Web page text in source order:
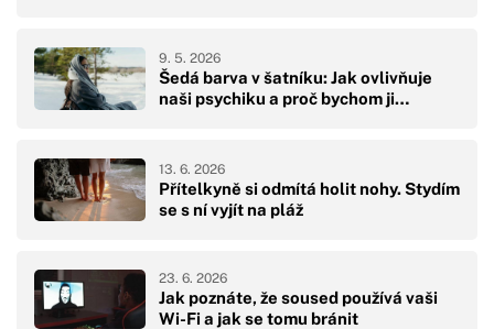
Šedá barva v šatníku: Jak ovlivňuje
naši psychiku a proč bychom ji…
9. 5. 2026
Přítelkyně si odmítá holit nohy. Stydím
se s ní vyjít na pláž
13. 6. 2026
Jak poznáte, že soused používá vaši
Wi-Fi a jak se tomu bránit
23. 6. 2026